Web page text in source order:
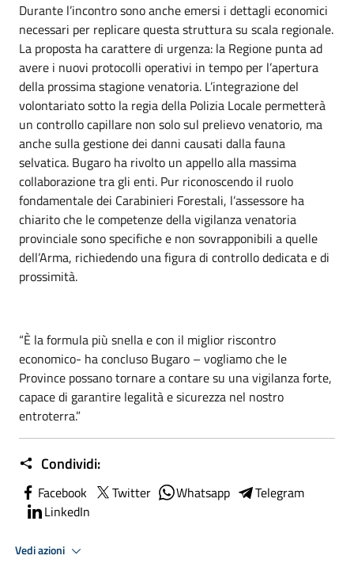
Durante l’incontro sono anche emersi i dettagli economici
necessari per replicare questa struttura su scala regionale.
La proposta ha carattere di urgenza: la Regione punta ad
avere i nuovi protocolli operativi in tempo per l’apertura
della prossima stagione venatoria. L’integrazione del
volontariato sotto la regia della Polizia Locale permetterà
un controllo capillare non solo sul prelievo venatorio, ma
anche sulla gestione dei danni causati dalla fauna
selvatica. Bugaro ha rivolto un appello alla massima
collaborazione tra gli enti. Pur riconoscendo il ruolo
fondamentale dei Carabinieri Forestali, l’assessore ha
chiarito che le competenze della vigilanza venatoria
provinciale sono specifiche e non sovrapponibili a quelle
dell’Arma, richiedendo una figura di controllo dedicata e di
prossimità.
“È la formula più snella e con il miglior riscontro
economico- ha concluso Bugaro – vogliamo che le
Province possano tornare a contare su una vigilanza forte,
capace di garantire legalità e sicurezza nel nostro
entroterra.”
Condividi:
Facebook Twitter Whatsapp
Telegram
LinkedIn
Vedi azioni